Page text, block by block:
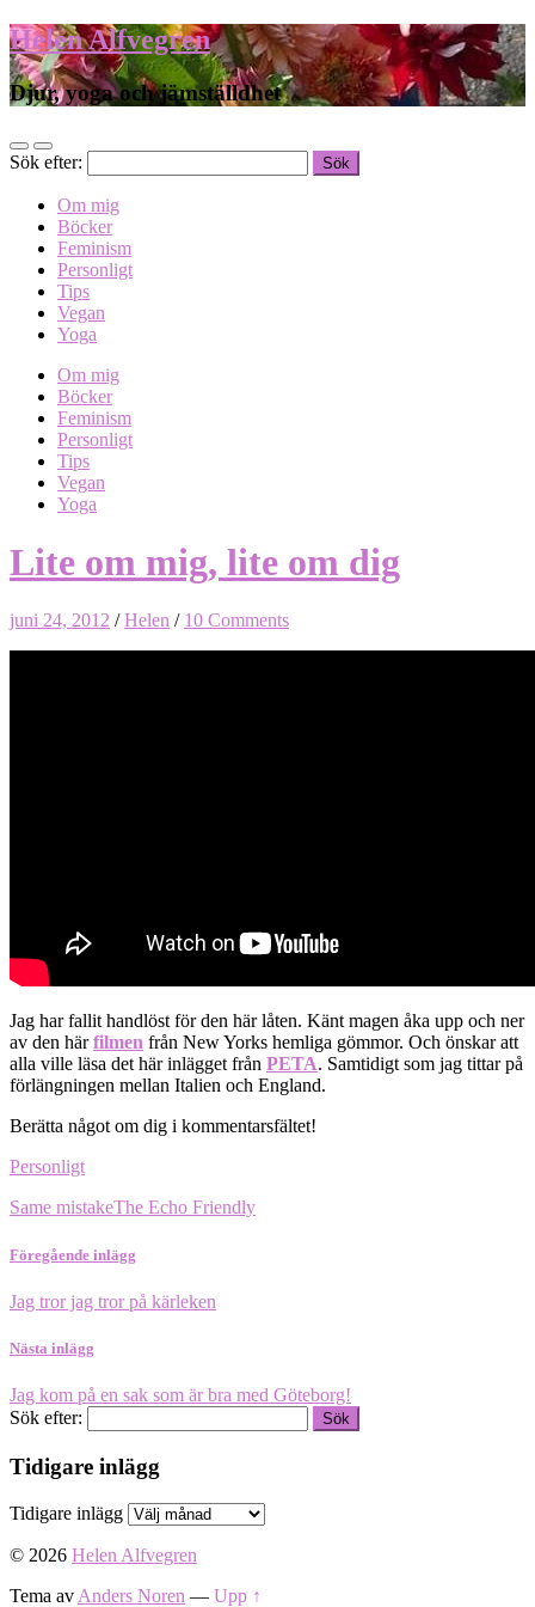
Helen Alfvegren
Djur, yoga och jämställdhet
Sök efter:
Om mig
Böcker
Feminism
Personligt
Tips
Vegan
Yoga
Om mig
Böcker
Feminism
Personligt
Tips
Vegan
Yoga
Lite om mig, lite om dig
juni 24, 2012 /Helen / 10 Comments
Jag har fallit handlöst för den här låten. Känt magen åka upp och ner
av den härfilmen från New Yorks hemliga gömmor. Och önskar att
alla ville läsa det här inlägget från PETA. Samtidigt som jag tittar på
förlängningen mellan Italien och England.
Berätta något om dig i kommentarsfältet!
Personligt
Same mistakeThe Echo Friendly
Föregående inlägg
Jag tror jag tror på kärleken
Nästa inlägg
Jag kom på en sak som är bra med Göteborg!
Sök efter:
Tidigare inlägg
Tidigare inlägg
© 2026 Helen Alfvegren
Tema av Anders Noren — Upp ↑